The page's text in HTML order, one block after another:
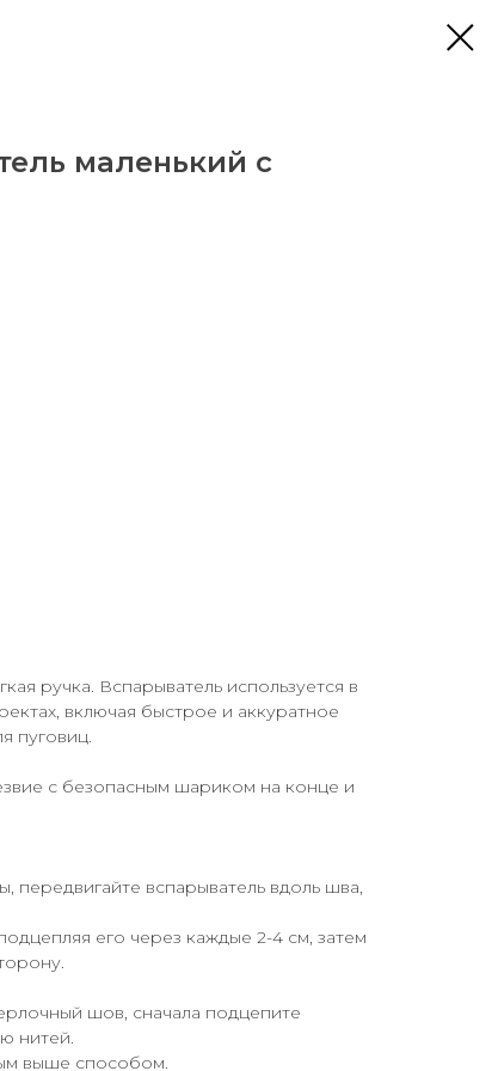
маленький с
ручка. Вспарыватель используется в
включая быстрое и аккуратное
пуговиц.
с безопасным шариком на конце и
передвигайте вспарыватель вдоль шва,
его через каждые 2-4 см, затем
шов, сначала подцепите
нитей.
выше способом.